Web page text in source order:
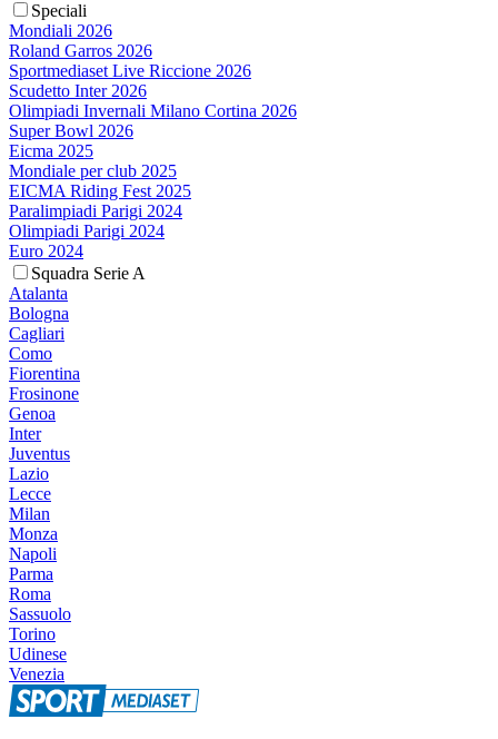
Speciali
Mondiali 2026
Roland Garros 2026
Sportmediaset Live Riccione 2026
Scudetto Inter 2026
Olimpiadi Invernali Milano Cortina 2026
Super Bowl 2026
Eicma 2025
Mondiale per club 2025
EICMA Riding Fest 2025
Paralimpiadi Parigi 2024
Olimpiadi Parigi 2024
Euro 2024
Squadra Serie A
Atalanta
Bologna
Cagliari
Como
Fiorentina
Frosinone
Genoa
Inter
Juventus
Lazio
Lecce
Milan
Monza
Napoli
Parma
Roma
Sassuolo
Torino
Udinese
Venezia